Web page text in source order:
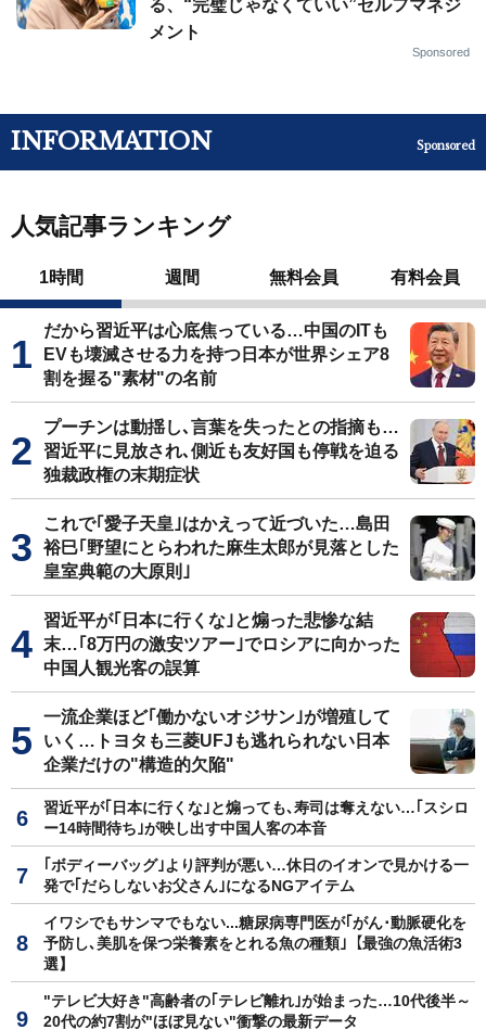
る、“完璧じゃなくていい”セルフマネジ
メント
Sponsored
INFORMATION Sponsored
人気記事ランキング
1時間 週間 無料会員 有料会員
だから習近平は心底焦っている…中国のITも
EVも壊滅させる力を持つ日本が世界シェア8
割を握る"素材"の名前
プーチンは動揺し､言葉を失ったとの指摘も…
習近平に見放され､側近も友好国も停戦を迫る
独裁政権の末期症状
これで｢愛子天皇｣はかえって近づいた…島田
裕巳｢野望にとらわれた麻生太郎が見落とした
皇室典範の大原則｣
習近平が｢日本に行くな｣と煽った悲惨な結
末…｢8万円の激安ツアー｣でロシアに向かった
中国人観光客の誤算
一流企業ほど｢働かないオジサン｣が増殖して
いく…トヨタも三菱UFJも逃れられない日本
企業だけの"構造的欠陥"
習近平が｢日本に行くな｣と煽っても､寿司は奪えない…｢スシロ
ー14時間待ち｣が映し出す中国人客の本音
｢ボディーバッグ｣より評判が悪い…休日のイオンで見かける一
発で｢だらしないお父さん｣になるNGアイテム
イワシでもサンマでもない...糖尿病専門医が｢がん･動脈硬化を
予防し､美肌を保つ栄養素をとれる魚の種類｣【最強の魚活術3
選】
"テレビ大好き"高齢者の｢テレビ離れ｣が始まった…10代後半～
20代の約7割が"ほぼ見ない"衝撃の最新データ